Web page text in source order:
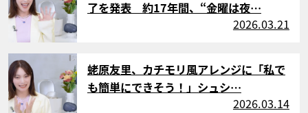
了を発表 約17年間、“金曜は夜…
2026.03.21
蛯原友里、カチモリ風アレンジに「私で
も簡単にできそう！」シュシ…
2026.03.14